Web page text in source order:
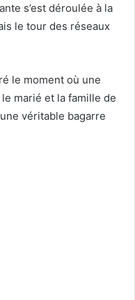
s’est déroulée à la
le tour des réseaux
le moment où une
marié et la famille de
véritable bagarre